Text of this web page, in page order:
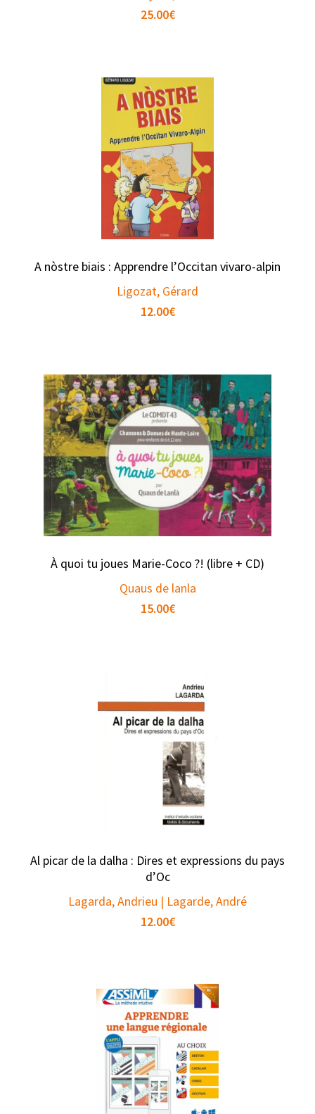
25.00€
A nòstre biais : Apprendre l’Occitan vivaro-alpin
Ligozat, Gérard
12.00€
À quoi tu joues Marie-Coco ?! (libre + CD)
Quaus de lanla
15.00€
Al picar de la dalha : Dires et expressions du pays
d’Oc
Lagarda, Andrieu | Lagarde, André
12.00€